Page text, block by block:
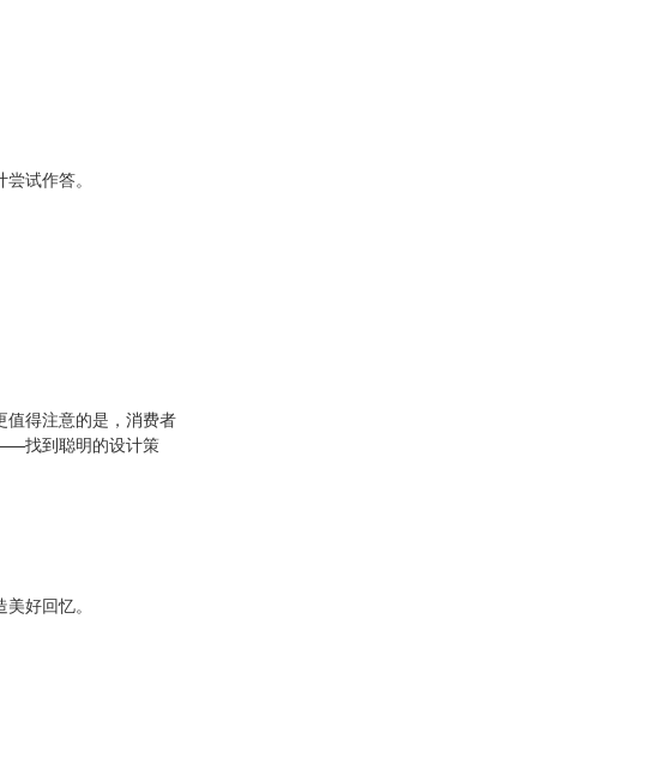
试作答。
值得注意的是，消费者
找到聪明的设计策
好回忆。